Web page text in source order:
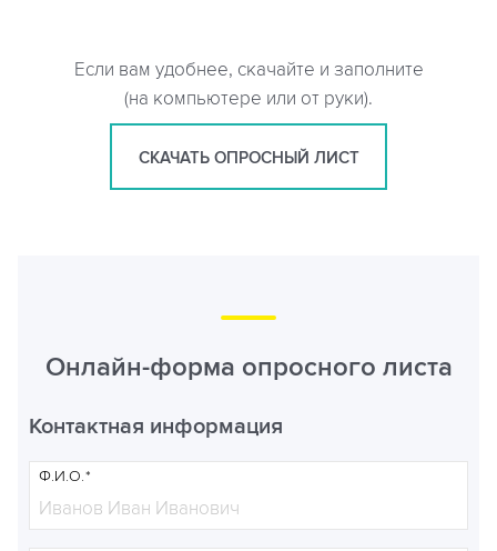
Если вам удобнее, скачайте и заполните
(на компьютере или от руки).
СКАЧАТЬ ОПРОСНЫЙ ЛИСТ
Онлайн-форма опросного листа
Контактная информация
Ф.И.О.